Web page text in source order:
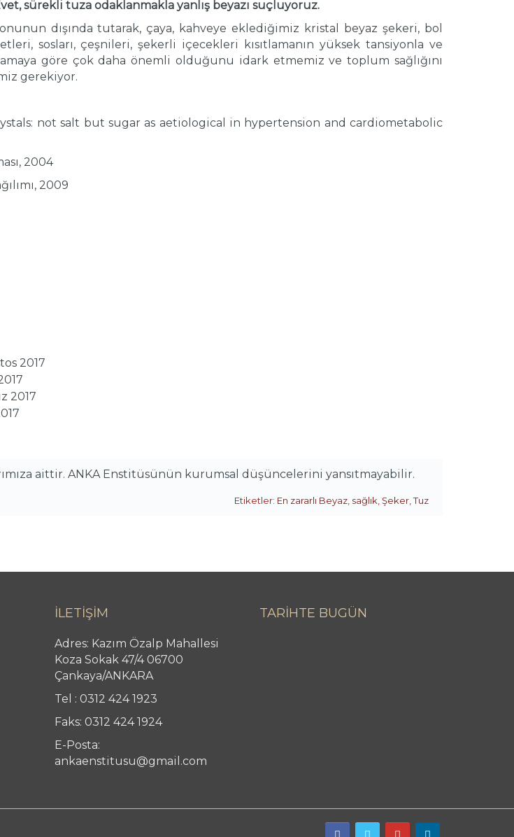
sürekli tuza odaklanmakla yanlış beyazı suçluyoruz.
dışında tutarak, çaya, kahveye eklediğimiz kristal beyaz şekeri, bol
sosları, çeşnileri, şekerli içecekleri kısıtlamanın yüksek tansiyonla ve
göre çok daha önemli olduğunu idark etmemiz ve toplum sağlığını
gerekiyor.
not salt but sugar as aetiological in hypertension and cardiometabolic
2004
2009
2017
2017
aittir. ANKA Enstitüsünün kurumsal düşüncelerini yansıtmayabilir.
Etiketler: En zararlı Beyaz, sağlık,Şeker,Tuz
İLETİŞİM
Adres: Kazım Özalp Mahallesi
Koza Sokak 47/4 06700
Çankaya/ANKARA
Tel : 0312 424 1923
Faks: 0312 424 1924
E-Posta:
ankaenstitusu@gmail.com
TARİHTE BUGÜN